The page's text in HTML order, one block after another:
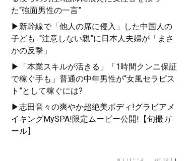
た“強面男性の一言”
▶新幹線で「他人の席に侵入」した中国人の
子ども...“注意しない親”に日本人夫婦が「まさ
かの反撃」
▶「本業スキルが活きる」「1時間クンニ保証
で稼ぐ手も」普通の中年男性が“女風セラピス
ト”として稼ぐには?
▶志田音々の爽やか超絶美ボディ!グラビアメ
イキングMySPA!限定ムービー公開!【旬撮ガ
ール】